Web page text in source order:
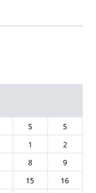
S
S
1
2
8
9
15
16